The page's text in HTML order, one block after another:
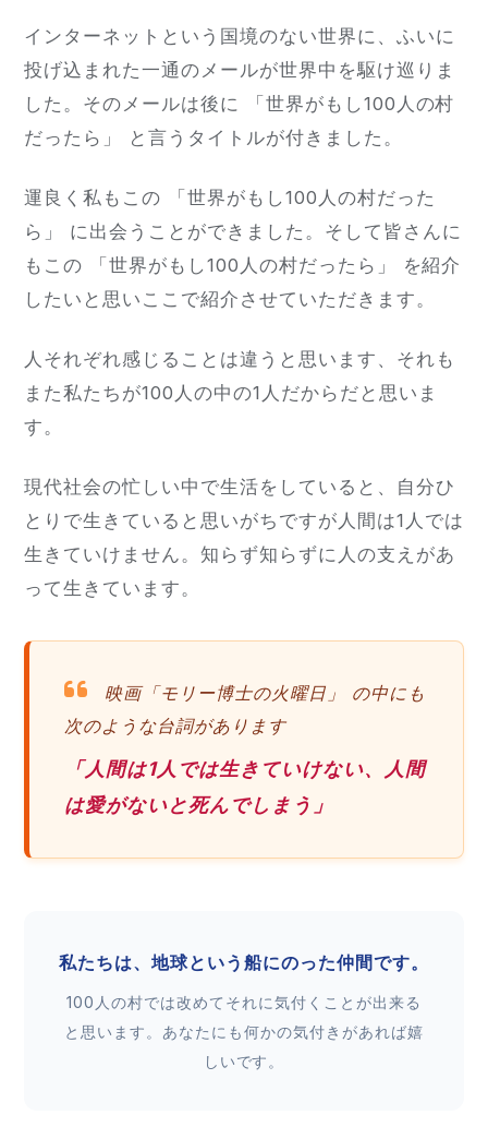
インターネットという国境のない世界に、ふいに
投げ込まれた一通のメールが世界中を駆け巡りま
した。そのメールは後に 「世界がもし100人の村
だったら」 と言うタイトルが付きました。
運良く私もこの 「世界がもし100人の村だった
ら」 に出会うことができました。そして皆さんに
もこの 「世界がもし100人の村だったら」 を紹介
したいと思いここで紹介させていただきます。
人それぞれ感じることは違うと思います、それも
また私たちが100人の中の1人だからだと思いま
す。
現代社会の忙しい中で生活をしていると、自分ひ
とりで生きていると思いがちですが人間は1人では
生きていけません。知らず知らずに人の支えがあ
って生きています。
映画「モリー博士の火曜日」 の中にも
次のような台詞があります
「人間は1人では生きていけない、人間
は愛がないと死んでしまう」
私たちは、地球という船にのった仲間です。
100人の村では改めてそれに気付くことが出来る
と思います。あなたにも何かの気付きがあれば嬉
しいです。